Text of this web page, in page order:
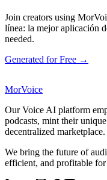
Join creators using
línea: la mejor aplicación
needed.
Generated for Free →
MorVoice
Our Voice AI platform
podcasts, mint their
decentralized marketplace.
We bring the future of
efficient, and profitable